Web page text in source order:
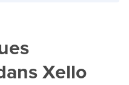
Xello